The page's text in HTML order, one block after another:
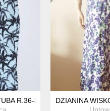
R.36-38
DZIANINA